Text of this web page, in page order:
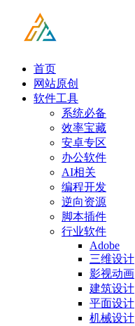
首页
网站原创
软件工具
系统必备
效率宝藏
安卓专区
办公软件
AI相关
编程开发
逆向资源
脚本插件
行业软件
Adobe
三维设计
影视动画
建筑设计
平面设计
机械设计